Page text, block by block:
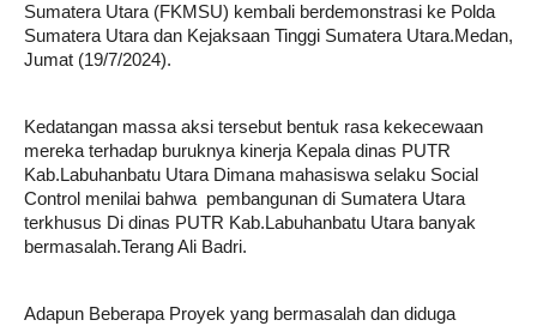
Sumatera Utara (FKMSU) kembali berdemonstrasi ke Polda
Sumatera Utara dan Kejaksaan Tinggi Sumatera Utara.Medan,
Jumat (19/7/2024).
Kedatangan massa aksi tersebut bentuk rasa kekecewaan
mereka terhadap buruknya kinerja Kepala dinas PUTR
Kab.Labuhanbatu Utara Dimana mahasiswa selaku Social
Control menilai bahwa pembangunan di Sumatera Utara
terkhusus Di dinas PUTR Kab.Labuhanbatu Utara banyak
bermasalah.Terang Ali Badri.
Adapun Beberapa Proyek yang bermasalah dan diduga